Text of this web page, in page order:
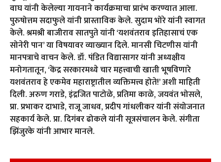
वाघ यांनी केलेल्या गायनाने कार्यक्रमाचा प्रारंभ करण्यात आला.
पुरुषोत्तम सदाफुले यांनी प्रास्ताविक केले. सुदाम भोरे यांनी स्वागत
केले. श्रमश्री बाजीराव सातपुते यांनी ‘यशवंतराव इतिहासाचं एक
सोनेरी पान’ या विषयावर व्याख्यान दिले. मानसी चिटणीस यांनी
मानपत्राचे वाचन केले. डॉ. पंडित विद्यासागर यांनी अध्यक्षीय
मनोगतातून, ‘केंद्र सरकारमध्ये चार महत्त्वाची खाती भूषविणारे
यशवंतराव हे एकमेव महाराष्ट्रातील व्यक्तिमत्त्व होते!’ अशी माहिती
दिली. अरुण गराडे, इंद्रजित पाटोळे, प्रतिमा काळे, जयवंत भोसले,
प्रा. प्रभाकर दाभाडे, राजू जाधव, प्रदीप गांधलीकर यांनी संयोजनात
सहकार्य केले. प्रा. दिगंबर ढोकले यांनी सूत्रसंचालन केले. संगीता
झिंजुरके यांनी आभार मानले.